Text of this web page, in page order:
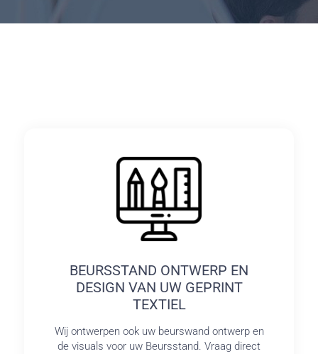
BEURSSTAND ONTWERP EN
DESIGN VAN UW GEPRINT
TEXTIEL
Wij ontwerpen ook uw beurswand ontwerp en
de visuals voor uw Beursstand. Vraag direct